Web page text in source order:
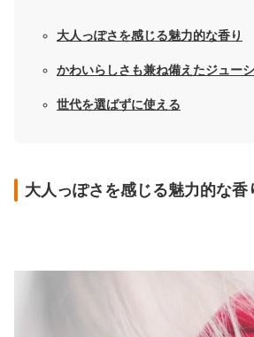
大人っぽさを感じる魅力的な香り
かわいらしさも兼ね備えたジュー
世代を選ばずに使える
大人っぽさを感じる魅力的な香